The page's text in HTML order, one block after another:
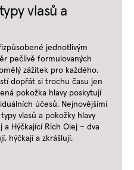
vlasů a
jednotlivým
pečlivě formulovaných
zážitek pro každého.
dopřát si trochu času jen
pokožka hlavy poskytují
účesů. Nejnovějšími
vlasů a pokožky hlavy
a Hýčkající Rich Olej – dva
hýčkají a zkrášlují.